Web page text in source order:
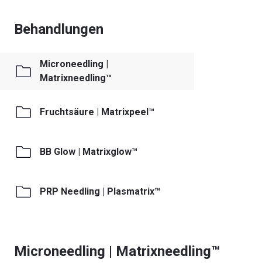
Behandlungen
Microneedling |
Matrixneedling™
Fruchtsäure | Matrixpeel™
BB Glow | Matrixglow™
PRP Needling | Plasmatrix™
Microneedling | Matrixneedling™